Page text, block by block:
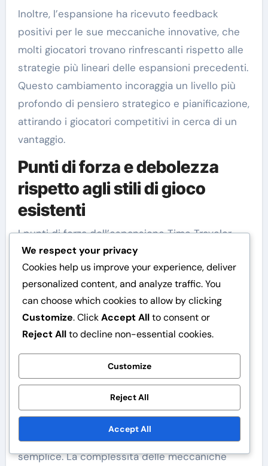
Inoltre, l’espansione ha ricevuto feedback
positivi per le sue meccaniche innovative, che
molti giocatori trovano rinfrescanti rispetto alle
strategie più lineari delle espansioni precedenti.
Questo cambiamento incoraggia un livello più
profondo di pensiero strategico e pianificazione,
attirando i giocatori competitivi in cerca di un
vantaggio.
Punti di forza e debolezza
rispetto agli stili di gioco
esistenti
I punti di forza dell’espansione Time Traveler
risiedono nella sua capacità di migliorare gli stili
di gioco esistenti introducendo carte che
sinergizzano bene con molte strategie
consolidate. I giocatori che amano mazzi di
controllo o combo possono trarre
particolarmente vantaggio dalle meccaniche di
manipolazione del tempo, consentendo giocate
potenti che possono cambiare le sorti del gioco.
Tuttavia, l’espansione ha anche debolezze,
specialmente in contesti informali dove i
giocatori possono preferire un gameplay più
semplice. La complessità delle meccaniche
We respect your privacy
Cookies help us improve your experience, deliver
personalized content, and analyze traffic. You
can choose which cookies to allow by clicking
Customize. ClickAccept Allto consent or
Reject Allto decline non-essential cookies.
Customize
Reject All
Accept All